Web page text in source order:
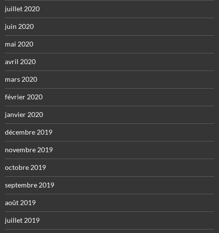
juillet 2020
juin 2020
mai 2020
avril 2020
mars 2020
février 2020
janvier 2020
décembre 2019
novembre 2019
octobre 2019
septembre 2019
août 2019
juillet 2019